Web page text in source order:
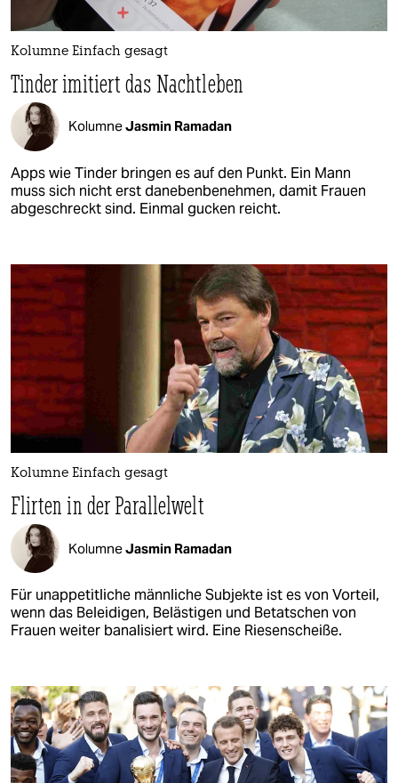
Kolumne Einfach gesagt
Tinder imitiert das Nachtleben
KolumneJasmin Ramadan
Apps wie Tinder bringen es auf den Punkt. Ein Mann
muss sich nicht erst danebenbenehmen, damit Frauen
abgeschreckt sind. Einmal gucken reicht.
Kolumne Einfach gesagt
Flirten in der Parallelwelt
KolumneJasmin Ramadan
Für unappetitliche männliche Subjekte ist es von Vorteil,
wenn das Beleidigen, Belästigen und Betatschen von
Frauen weiter banalisiert wird. Eine Riesenscheiße.